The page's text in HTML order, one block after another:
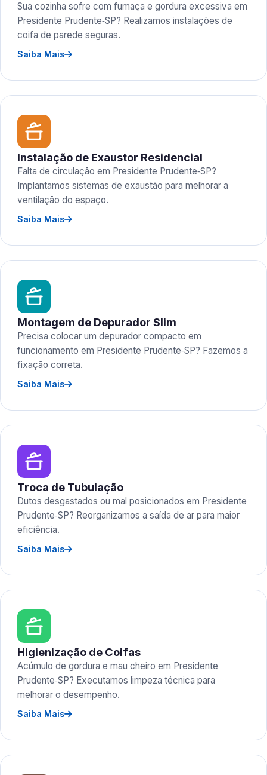
Sua cozinha sofre com fumaça e gordura excessiva em
Presidente Prudente‑SP? Realizamos instalações de
coifa de parede seguras.
Saiba Mais
Instalação de Exaustor Residencial
Falta de circulação em Presidente Prudente‑SP?
Implantamos sistemas de exaustão para melhorar a
ventilação do espaço.
Saiba Mais
Montagem de Depurador Slim
Precisa colocar um depurador compacto em
funcionamento em Presidente Prudente‑SP? Fazemos a
fixação correta.
Saiba Mais
Troca de Tubulação
Dutos desgastados ou mal posicionados em Presidente
Prudente‑SP? Reorganizamos a saída de ar para maior
eficiência.
Saiba Mais
Higienização de Coifas
Acúmulo de gordura e mau cheiro em Presidente
Prudente‑SP? Executamos limpeza técnica para
melhorar o desempenho.
Saiba Mais